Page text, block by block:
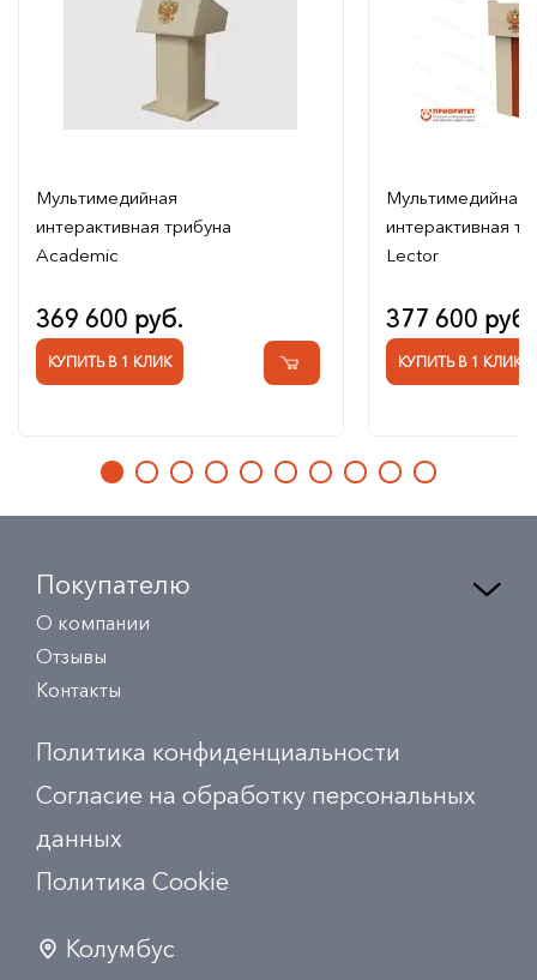
Мультимедийная
интерактивная трибуна
Academic
369 600 руб.
КУПИТЬ В 1 КЛИК
Мультимедийная
интерактивная
Lector
377 600 руб.
КУПИТЬ В 1 КЛИК
Покупателю
О компании
Отзывы
Контакты
Политика конфиденциальности
Согласие на обработку персональных
данных
Политика Сookie
Колумбус